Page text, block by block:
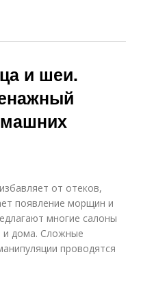
и шеи.
от отеков,
появление морщин и
многие салоны
и дома. Сложные
проводятся